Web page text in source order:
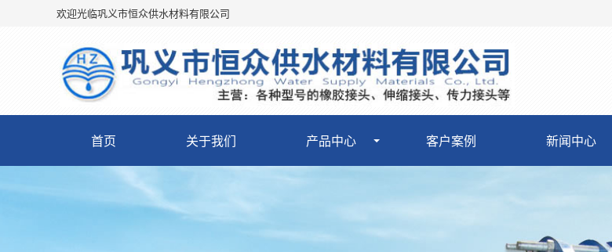
欢迎光临巩义市恒众供水材料有限公司
首页 关于我们 产品中心 客户案例 新闻中心